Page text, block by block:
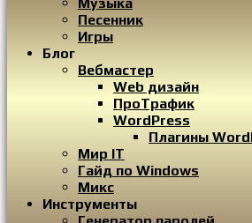
Песенник
Игры
Блог
Вебмастер
Web дизайн
ПроТрафик
WordPress
Плагины
Мир IT
Гайд по Windows
Микс
Инструменты